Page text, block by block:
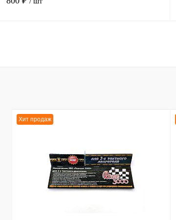
К сравнению
Хит продаж